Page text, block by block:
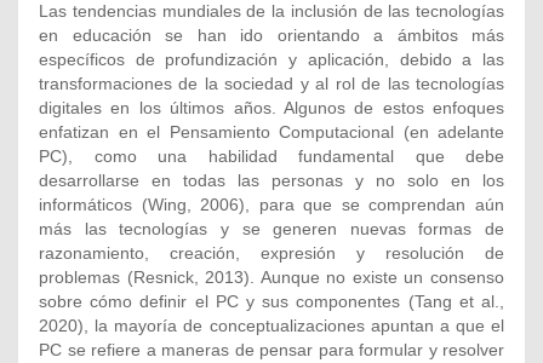
Las tendencias mundiales de la inclusión de las tecnologías
en educación se han ido orientando a ámbitos más
específicos de profundización y aplicación, debido a las
transformaciones de la sociedad y al rol de las tecnologías
digitales en los últimos años. Algunos de estos enfoques
enfatizan en el Pensamiento Computacional (en adelante
PC), como una habilidad fundamental que debe
desarrollarse en todas las personas y no solo en los
informáticos (Wing, 2006), para que se comprendan aún
más las tecnologías y se generen nuevas formas de
razonamiento, creación, expresión y resolución de
problemas (Resnick, 2013). Aunque no existe un consenso
sobre cómo definir el PC y sus componentes (Tang et al.,
2020), la mayoría de conceptualizaciones apuntan a que el
PC se refiere a maneras de pensar para formular y resolver